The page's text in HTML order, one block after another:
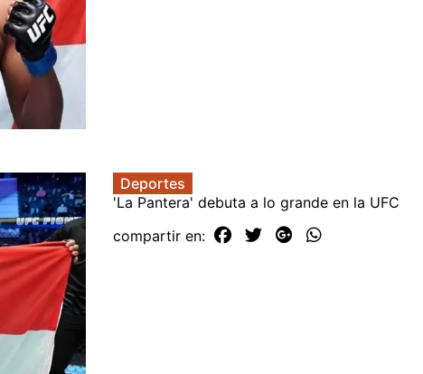
Deportes
'La Pantera' debuta a lo grande en la UFC
compartir en: